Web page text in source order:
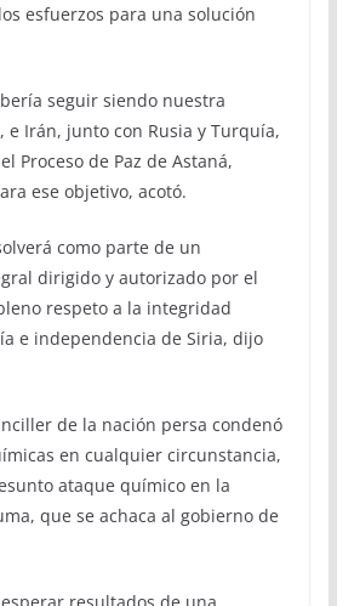
esfuerzos para una solución
seguir siendo nuestra
Irán, junto con Rusia y Turquía,
Proceso de Paz de Astaná,
ese objetivo, acotó.
como parte de un
dirigido y autorizado por el
respeto a la integridad
e independencia de Siria, dijo
de la nación persa condenó
en cualquier circunstancia,
ataque químico en la
que se achaca al gobierno de
resultados de una